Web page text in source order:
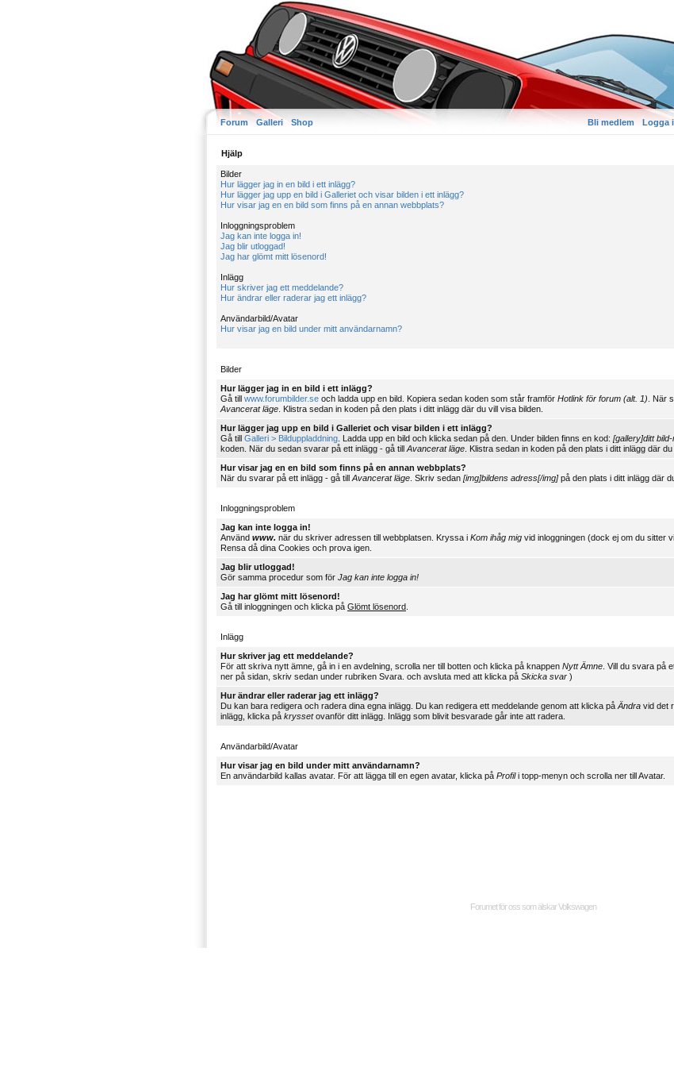
Forum Galleri Shop Bli medlem Logga
Hjälp
Bilder
Hur lägger jag in en bild i ett inlägg?
Hur lägger jag upp en bild i Galleriet och visar bilden i ett inlägg?
Hur visar jag en en bild som finns på en annan webbplats?
Inloggningsproblem
Jag kan inte logga in!
Jag blir utloggad!
Jag har glömt mitt lösenord!
Inlägg
Hur skriver jag ett meddelande?
Hur ändrar eller raderar jag ett inlägg?
Användarbild/Avatar
Hur visar jag en bild under mitt användarnamn?
Bilder
Hur lägger jag in en bild i ett inlägg?
Gå till www.forumbilder.se och ladda upp en bild. Kopiera sedan koden som står framför Hotlink för forum (alt. 1) . När
Avancerat läge . Klistra sedan in koden på den plats i ditt inlägg där du vill visa bilden.
Hur lägger jag upp en bild i Galleriet och visar bilden i ett inlägg?
Gå till Galleri > Bilduppladdning . Ladda upp en bild och klicka sedan på den. Under bilden finns en kod: [gallery]ditt
koden. När du sedan svarar på ett inlägg - gå till Avancerat läge . Klistra sedan in koden på den plats i ditt inlägg där du
Hur visar jag en en bild som finns på en annan webbplats?
När du svarar på ett inlägg - gå till Avancerat läge . Skriv sedan [img]bildens adress[/img]på den plats i ditt inlägg där
Inloggningsproblem
Jag kan inte logga in!
Använd www. när du skriver adressen till webbplatsen. Kryssa i Kom ihåg mig vid inloggningen (dock ej om du sitter
Rensa då dina Cookies och prova igen.
Jag blir utloggad!
Gör samma procedur som för Jag kan inte logga in!
Jag har glömt mitt lösenord!
Gå till inloggningen och klicka på Glömt lösenord
Inlägg
Hur skriver jag ett meddelande?
För att skriva nytt ämne, gå in i en avdelning, scrolla ner till botten och klicka på knappen Nytt Ämne . Vill du svara på
ner på sidan, skriv sedan under rubriken Svara. och avsluta med att klicka på Skicka svar )
Hur ändrar eller raderar jag ett inlägg?
Du kan bara redigera och radera dina egna inlägg. Du kan redigera ett meddelande genom att klicka på Ändra vid det
inlägg, klicka på kryssetovanför ditt inlägg. Inlägg som blivit besvarade går inte att radera.
Användarbild/Avatar
Hur visar jag en bild under mitt användarnamn?
En användarbild kallas avatar. För att lägga till en egen avatar, klicka på Profili topp-menyn och scrolla ner till Avatar.
Forumet för oss som älskar Volkswagen